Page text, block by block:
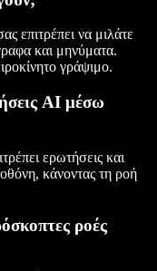
επιτρέπει να μιλάτε
και μηνύματα.
γράψιμο.
AI μέσω
ερωτήσεις και
κάνοντας τη ροή
ροές